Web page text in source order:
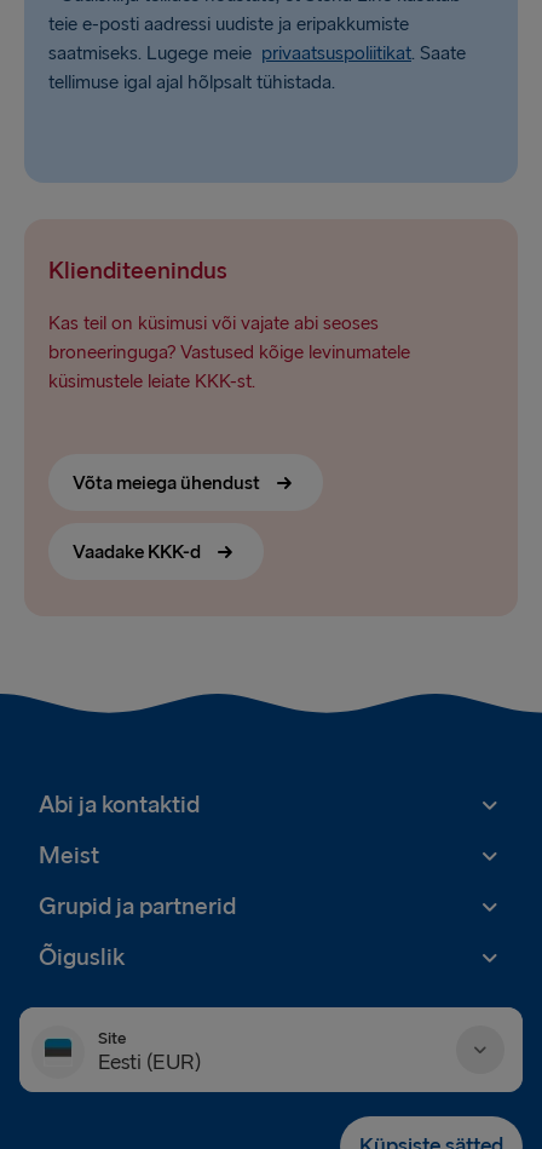
teie e-posti aadressi uudiste ja eripakkumiste
saatmiseks. Lugege meie privaatsuspoliitikat. Saate
tellimuse igal ajal hõlpsalt tühistada.
Klienditeenindus
Kas teil on küsimusi või vajate abi seoses
broneeringuga? Vastused kõige levinumatele
küsimustele leiate KKK-st.
Võta meiega ühendust
Vaadake KKK-d
Abi ja kontaktid
Meist
Grupid ja partnerid
Õiguslik
Site
Eesti (EUR)